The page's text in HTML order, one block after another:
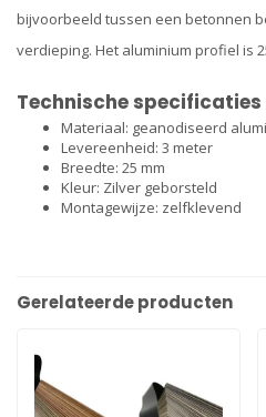
bijvoorbeeld tussen een betonnen
verdieping. Het aluminium profiel is
Technische
Materiaal: geanodiseerd
Levereenheid: 3 meter
Breedte: 25 mm
Kleur: Zilver geborsteld
Montagewijze: zelfklevend
Gerelateerde producten